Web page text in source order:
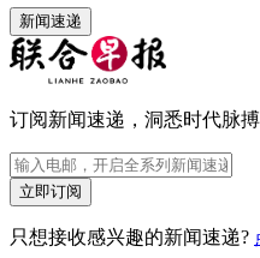
新闻速递
订阅新闻速递，洞悉时代脉搏
立即订阅
只想接收感兴趣的新闻速递?